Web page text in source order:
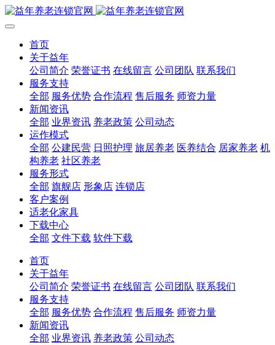
首页
关于益年
公司简介 荣誉证书 在线留言 公司团队 联系我们
服务支持
全部 服务优势 合作流程 售后服务 师资力量
新闻资讯
全部 业界资讯 养老政策 公司动态
运作模式
全部 公建民营 日照护理 旅居养老 医养结合 居家养老 机
构养老 社区养老
服务形式
全部 旗舰店 形象店 连锁店
客户案例
适老化家具
下载中心
全部 文件下载 软件下载
首页
关于益年
公司简介 荣誉证书 在线留言 公司团队 联系我们
服务支持
全部 服务优势 合作流程 售后服务 师资力量
新闻资讯
全部 业界资讯 养老政策 公司动态